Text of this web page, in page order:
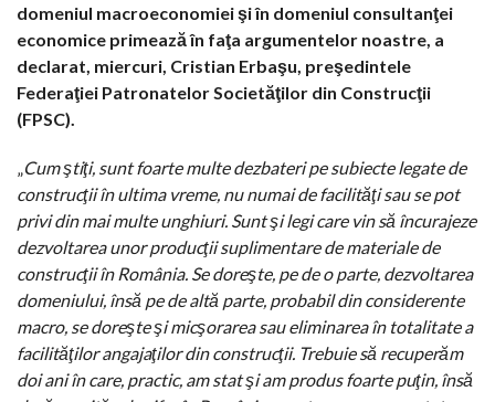
domeniul macroeconomiei şi în domeniul consultanţei
economice primează în faţa argumentelor noastre, a
declarat, miercuri, Cristian Erbaşu, preşedintele
Federaţiei Patronatelor Societăţilor din Construcţii
(FPSC).
Cum ştiţi, sunt foarte multe dezbateri pe subiecte legate de
construcţii în ultima vreme, nu numai de facilităţi sau se pot
privi din mai multe unghiuri. Sunt şi legi care vin să încurajeze
dezvoltarea unor producţii suplimentare de materiale de
construcţii în România. Se doreşte, pe de o parte, dezvoltarea
domeniului, însă pe de altă parte, probabil din considerente
macro, se doreşte şi micşorarea sau eliminarea în totalitate a
facilităţilor angajaţilor din construcţii. Trebuie să recuperăm
doi ani în care, practic, am stat şi am produs foarte puţin, însă